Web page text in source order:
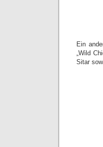
Ein
„Wild
Sitar